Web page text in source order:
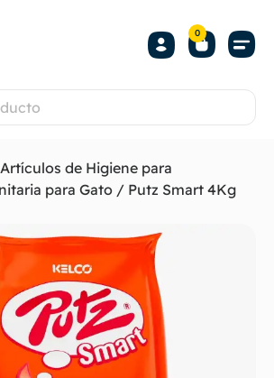
0
Artículos de Higiene para
para Gato / Putz Smart 4Kg